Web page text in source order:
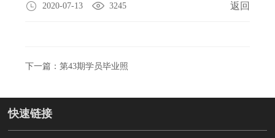
返回
2020-07-13 3245
下一篇：第43期学员毕业照
快速链接